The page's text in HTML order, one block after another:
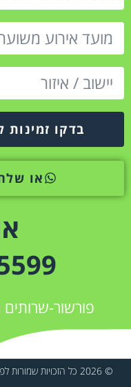
בדקו זמינות
או
פורשור-שרותים
© 2026 כל הזכויות שמורות לפורשור מומחים בע״מ. פורשור-שרותים ניידים.